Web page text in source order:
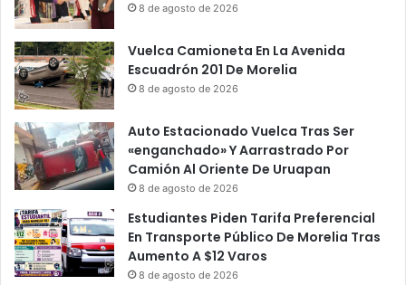
8 de agosto de 2026
Vuelca Camioneta En La Avenida
Escuadrón 201 De Morelia
8 de agosto de 2026
Auto Estacionado Vuelca Tras Ser
«enganchado» Y Aarrastrado Por
Camión Al Oriente De Uruapan
8 de agosto de 2026
Estudiantes Piden Tarifa Preferencial
En Transporte Público De Morelia Tras
Aumento A $12 Varos
8 de agosto de 2026